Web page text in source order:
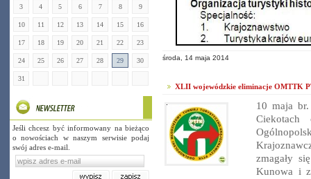
3 4 5 6 7 8 9
10 11 12 13 14 15 16
17 18 19 20 21 22 23
24 25 26 27 28 29 30
31
Jeśli chcesz być informowany na bieżąco
o nowościach w naszym serwisie podaj
swój adres e-mail.
środa, 14 maja 2014
XLII wojewódzkie eliminacje OMTTK
10 maja
zmagały
Kunowa i